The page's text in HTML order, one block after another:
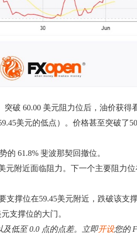
破 60.00 美元阻力位后，油价获得
美元的低点）。价格甚至突破
的 61.8% 斐波那契回撤位。
附近面临阻力。下一个主要阻力
撑位在59.45美元附近，跌破该支撑
支撑位的大门。
低至 0.0 点的点差。立即开设您的